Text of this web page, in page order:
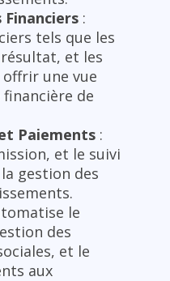
:
tels que les
et les
une vue
financière de
Paiements :
et le suivi
gestion des
le
des
et le
aux